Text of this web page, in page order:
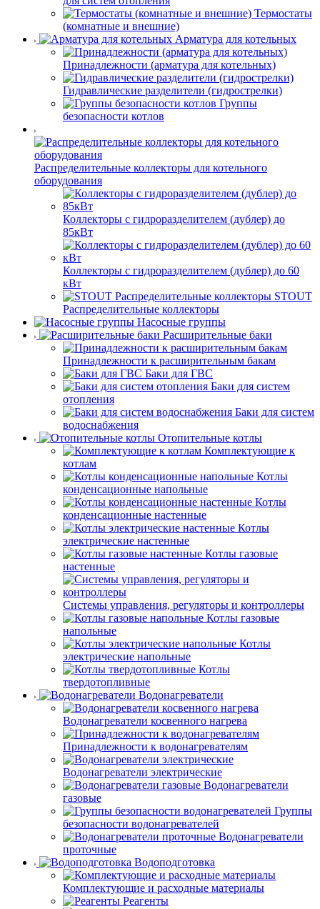
Термостаты
(комнатные и внешние)
Арматура для котельных
Принадлежности (арматура для котельных)
Гидравлические разделители (гидрострелки)
Группы
безопасности котлов
Распределительные коллекторы для котельного
оборудования
Коллекторы с гидроразделителем (дублер) до
85кВт
Коллекторы с гидроразделителем (дублер) до 60
кВт
STOUT
Распределительные коллекторы
Насосные группы
Расширительные баки
Принадлежности к расширительным бакам
Баки для ГВС
Баки для систем
отопления
Баки для систем
водоснабжения
Отопительные котлы
Комплектующие к
котлам
Котлы
конденсационные напольные
Котлы
конденсационные настенные
Котлы
электрические настенные
Котлы газовые
настенные
Системы управления, регуляторы и контроллеры
Котлы газовые
напольные
Котлы
электрические напольные
Котлы
твердотопливные
Водонагреватели
Водонагреватели косвенного нагрева
Принадлежности к водонагревателям
Водонагреватели электрические
Водонагреватели
газовые
Группы
безопасности водонагревателей
Водонагреватели
проточные
Водоподготовка
Комплектующие и расходные материалы
Реагенты